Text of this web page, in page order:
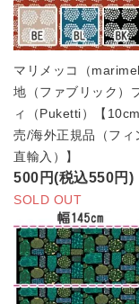
マリメッコ（
地（ファブリック）
ィ（Puketti）【
売/海外正規品（フィ
直輸入）】
500円(税込550円)
SOLD OUT